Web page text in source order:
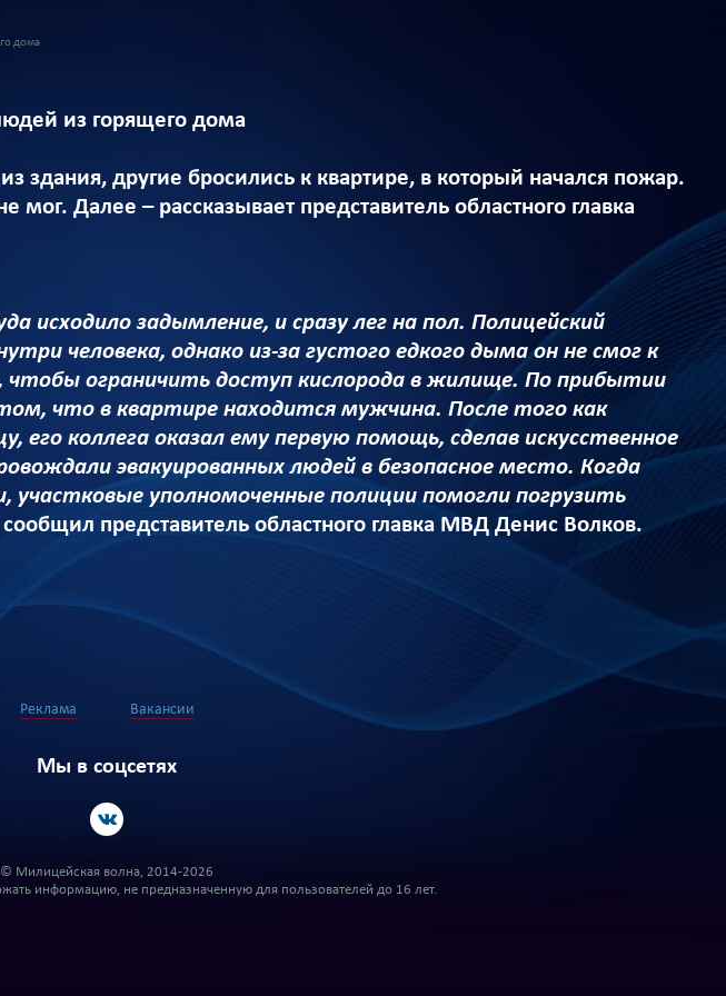
дома
из горящего дома
здания, другие бросились к квартире, в который начался пожар.
Далее – рассказывает представитель областного главка
исходило задымление, и сразу лег на пол. Полицейский
человека, однако из-за густого едкого дыма он не смог к
чтобы ограничить доступ кислорода в жилище. По прибытии
что в квартире находится мужчина. После того как
коллега оказал ему первую помощь, сделав искусственное
эвакуированных людей в безопасное место. Когда
участковые уполномоченные полиции помогли погрузить
сообщил представитель областного главка МВД Денис Волков.
Реклама Вакансии
Мы в соцсетях
© Милицейская волна, 2014-2026
информацию, не предназначенную для пользователей до 16 лет.